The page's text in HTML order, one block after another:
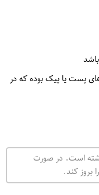
پست یا پیک بوده که در
است. در صورت
بروز کند.